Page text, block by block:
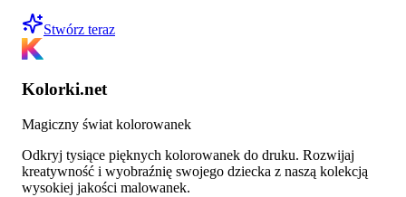
Stwórz teraz
Kolorki.net
Magiczny świat kolorowanek
Odkryj tysiące pięknych kolorowanek do druku. Rozwijaj
kreatywność i wyobraźnię swojego dziecka z naszą kolekcją
wysokiej jakości malowanek.